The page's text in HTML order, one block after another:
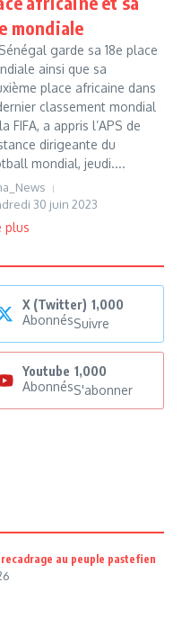
mondiale
garde sa 18e place
ainsi que sa
place africaine dans
classement mondial
FIFA, a appris l’APS de
dirigeante du
mondial, jeudi....
30 juin 2023
plus
X (Twitter) 1,000
AbonnésSuivre
Youtube 1,000
AbonnésS'abonner
recadrage au peuple pastefien